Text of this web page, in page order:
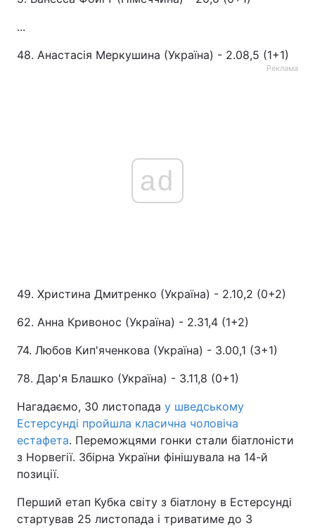
...
48. Анастасія Меркушина (Україна) - 2.08,5 (1+1)
Реклама
ad
49. Христина Дмитренко (Україна) - 2.10,2 (0+2)
62. Анна Кривонос (Україна) - 2.31,4 (1+2)
74. Любов Кип'яченкова (Україна) - 3.00,1 (3+1)
78. Дар'я Блашко (Україна) - 3.11,8 (0+1)
Нагадаємо, 30 листопада у шведському
Естерсунді пройшла класична чоловіча
естафета. Переможцями гонки стали біатлоністи
з Норвегії. Збірна України фінішувала на 14-й
позиції.
Перший етап Кубка світу з біатлону в Естерсунді
стартував 25 листопада і триватиме до 3